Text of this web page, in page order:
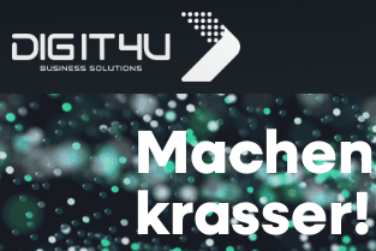
Machen
krasser!